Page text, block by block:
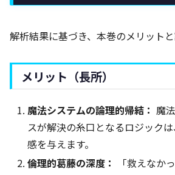
解析結果に基づき、本巻のメリットと
メリット（長所）
魔法システムの論理的帰結： 魔
スが解決の糸口となるロジック
感を与えます。
倫理的葛藤の深度：
「救えなか